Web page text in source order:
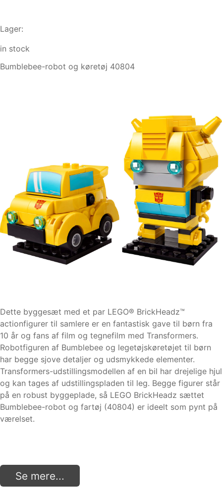
Lager:
in stock
Bumblebee-robot og køretøj 40804
Dette byggesæt med et par LEGO® BrickHeadz™
actionfigurer til samlere er en fantastisk gave til børn fra
10 år og fans af film og tegnefilm med Transformers.
Robotfiguren af Bumblebee og legetøjskøretøjet til børn
har begge sjove detaljer og udsmykkede elementer.
Transformers-udstillingsmodellen af en bil har drejelige hjul
og kan tages af udstillingspladen til leg. Begge figurer står
på en robust byggeplade, så LEGO BrickHeadz sættet
Bumblebee-robot og fartøj (40804) er ideelt som pynt på
værelset.
Se mere...